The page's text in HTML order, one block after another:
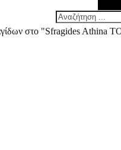
στο "Sfragides Athina